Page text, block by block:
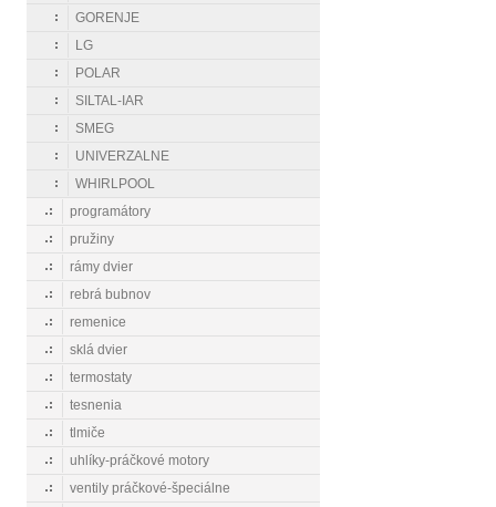
GORENJE
LG
POLAR
SILTAL-IAR
SMEG
UNIVERZALNE
WHIRLPOOL
programátory
pružiny
rámy dvier
rebrá bubnov
remenice
sklá dvier
termostaty
tesnenia
tlmiče
uhlíky-práčkové motory
ventily práčkové-špeciálne